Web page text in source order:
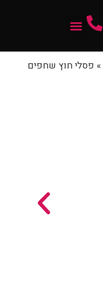
» פסלי חוץ שחפים